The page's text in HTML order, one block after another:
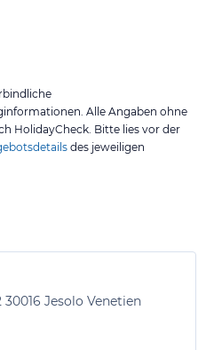
Alle Angaben ohne
HolidayCheck. Bitte lies vor der
des jeweiligen
Jesolo Venetien